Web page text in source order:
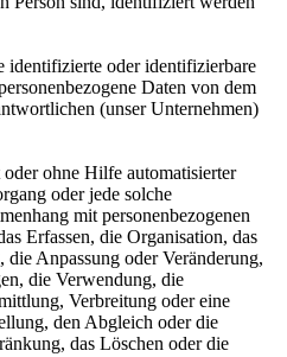
identifizierte oder identifizierbare
Daten von dem
(unser Unternehmen)
ohne Hilfe automatisierter
oder jede solche
mit personenbezogenen
Erfassen, die Organisation, das
Anpassung oder Veränderung,
die Verwendung, die
Verbreitung oder eine
den Abgleich oder die
das Löschen oder die